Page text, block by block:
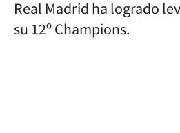
Real Madrid ha logrado
su 12º Champions.